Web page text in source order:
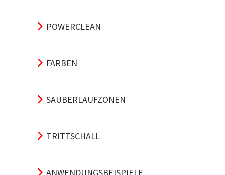
POWERCLEAN
FARBEN
SAUBERLAUFZONEN
TRITTSCHALL
ANWENDUNGSBEISPIELE